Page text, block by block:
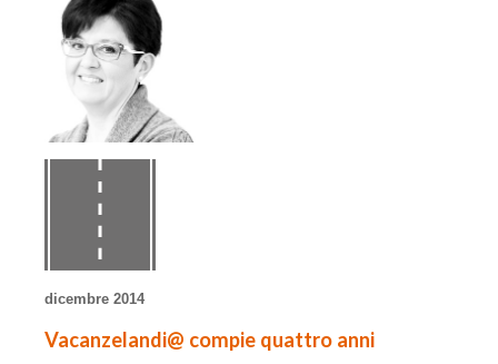
dicembre 2014
Vacanzelandi@ compie quattro anni